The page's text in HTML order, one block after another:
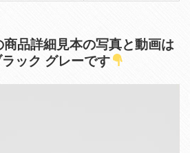
商品詳細見本の写真と動画は
ック グレーです